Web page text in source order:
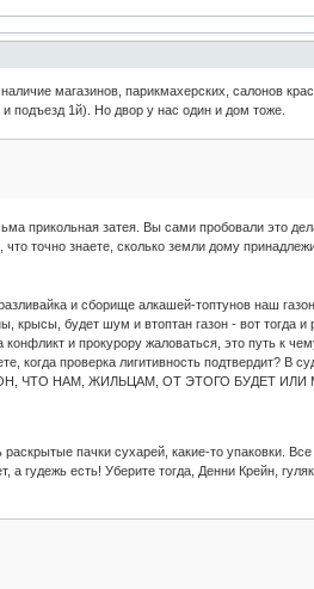
магазинов, парикмахерских, салонов
подъезд 1й). Но двор у нас один и дом тоже.
прикольная затея. Вы сами пробовали это
точно знаете, сколько земли дому
и сборище алкашей-топтунов наш
крысы, будет шум и втоптан газон - вот тогда и
и прокурору жаловаться, это путь к
когда проверка лигитивность подтвердит? В
кто ОН, ЧТО НАМ, ЖИЛЬЦАМ, ОТ ЭТОГО БУДЕТ
пачки сухарей, какие-то упаковки.
гудежь есть! Уберите тогда, Денни Крейн,